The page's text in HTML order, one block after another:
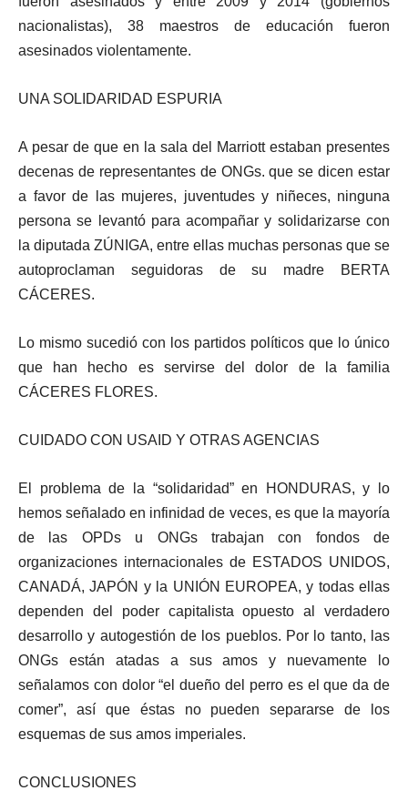
nacionalistas), 38 maestros de educación fueron
asesinados violentamente.
UNA SOLIDARIDAD ESPURIA
A pesar de que en la sala del Marriott estaban presentes
decenas de representantes de ONGs. que se dicen estar
a favor de las mujeres, juventudes y niñeces, ninguna
persona se levantó para acompañar y solidarizarse con
la diputada ZÚNIGA, entre ellas muchas personas que se
autoproclaman seguidoras de su madre BERTA
CÁCERES.
Lo mismo sucedió con los partidos políticos que lo único
que han hecho es servirse del dolor de la familia
CÁCERES FLORES.
CUIDADO CON USAID Y OTRAS AGENCIAS
El problema de la “solidaridad” en HONDURAS, y lo
hemos señalado en infinidad de veces, es que la mayoría
de las OPDs u ONGs trabajan con fondos de
organizaciones internacionales de ESTADOS UNIDOS,
CANADÁ, JAPÓN y la UNIÓN EUROPEA, y todas ellas
dependen del poder capitalista opuesto al verdadero
desarrollo y autogestión de los pueblos. Por lo tanto, las
ONGs están atadas a sus amos y nuevamente lo
señalamos con dolor “el dueño del perro es el que da de
comer”, así que éstas no pueden separarse de los
esquemas de sus amos imperiales.
CONCLUSIONES